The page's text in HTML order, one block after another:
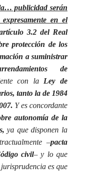
publicidad serán
en el
3.2 del Real
protección de los
a suministrar
de
con laLey de
tanto la de 1984
Y es concordante
autonomía de la
ya que disponen la
–pacta
civil– y lo que
es que